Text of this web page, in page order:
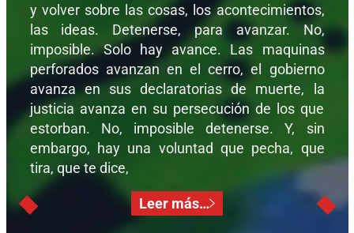
y volver sobre las cosas, los acontecimientos,
las ideas. Detenerse, para avanzar. No,
imposible. Solo hay avance. Las maquinas
perforados avanzan en el cerro, el gobierno
avanza en sus declaratorias de muerte, la
justicia avanza en su persecución de los que
estorban. No, imposible detenerse. Y, sin
embargo, hay una voluntad que pecha, que
tira, que te dice,
Leer más…